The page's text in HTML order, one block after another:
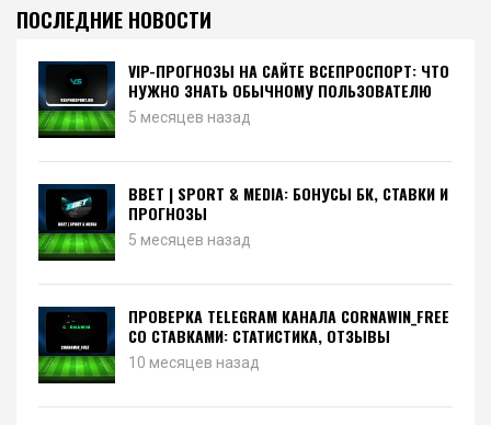
ПОСЛЕДНИЕ НОВОСТИ
VIP-ПРОГНОЗЫ НА САЙТЕ ВСЕПРОСПОРТ: ЧТО
НУЖНО ЗНАТЬ ОБЫЧНОМУ ПОЛЬЗОВАТЕЛЮ
5 месяцев назад
BBET | SPORT & MEDIA: БОНУСЫ БК, СТАВКИ И
ПРОГНОЗЫ
5 месяцев назад
ПРОВЕРКА TELEGRAM КАНАЛА CORNAWIN_FREE
СО СТАВКАМИ: СТАТИСТИКА, ОТЗЫВЫ
10 месяцев назад